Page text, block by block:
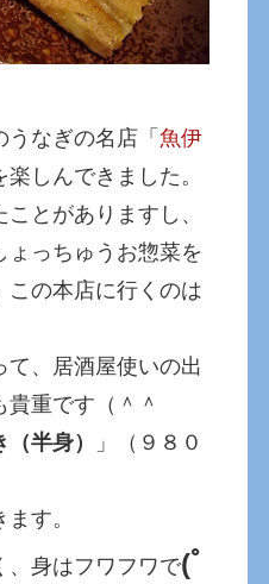
うなぎの名店「魚伊
楽しんできました。
とがありますし、
ょっちゅうお惣菜を
この本店に行くのは
、居酒屋使いの出
重です（＾＾
半身）
」（９８０
す。
、身はフワフワで(ﾟ